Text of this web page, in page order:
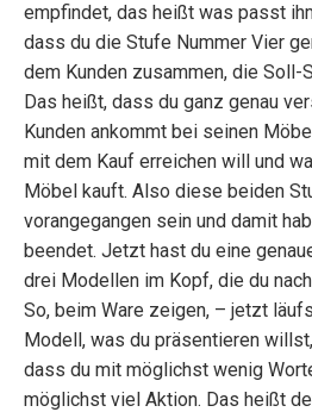
empfindet, das heißt was passt
dass du die Stufe Nummer Vier
dem Kunden zusammen, die Soll-
Das heißt, dass du ganz genau
Kunden ankommt bei seinen
mit dem Kauf erreichen will und
Möbel kauft. Also diese beiden
vorangegangen sein und damit
beendet. Jetzt hast du eine
drei Modellen im Kopf, die du
So, beim Ware zeigen, – jetzt
Modell, was du präsentieren
dass du mit möglichst wenig
möglichst viel Aktion. Das heißt